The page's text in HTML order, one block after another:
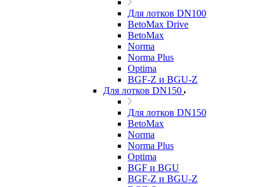
Для лотков DN100
BetoMax Drive
BetoMax
Norma
Norma Plus
Optima
BGF-Z и BGU-Z
Для лотков DN150
Для лотков DN150
BetoMax
Norma
Norma Plus
Optima
BGF и BGU
BGF-Z и BGU-Z